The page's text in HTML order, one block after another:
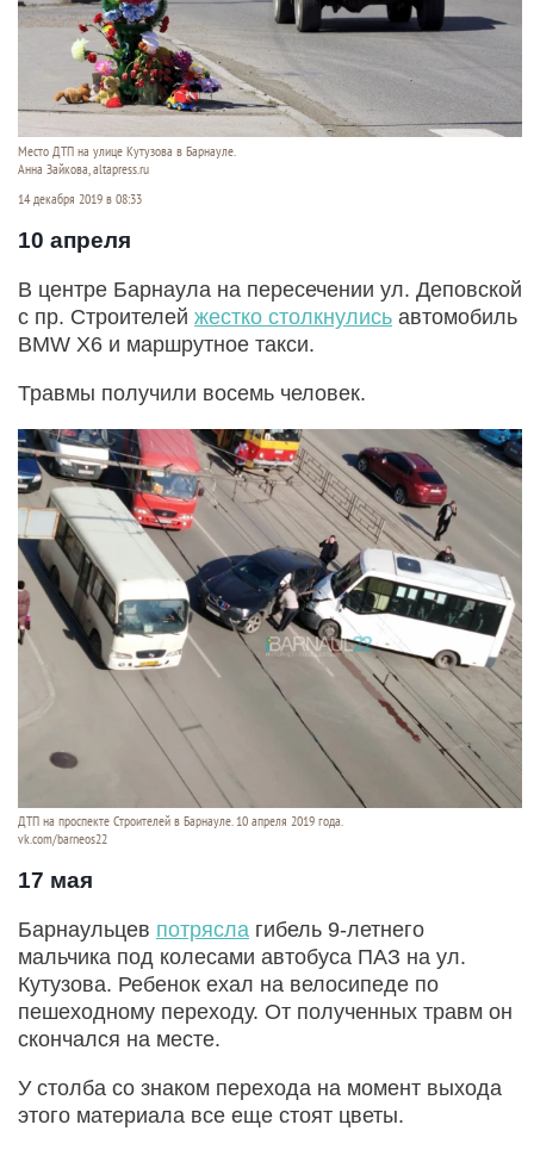
Место ДТП на улице Кутузова в Барнауле.
Анна Зайкова, altapress.ru
14 декабря 2019 в 08:33
10 апреля
В центре Барнаула на пересечении ул. Деповской
с пр. Строителей жестко столкнулись автомобиль
BMW X6 и маршрутное такси.
Травмы получили восемь человек.
ДТП на проспекте Строителей в Барнауле. 10 апреля 2019 года.
vk.com/barneos22
17 мая
Барнаульцев потрясла гибель 9-летнего
мальчика под колесами автобуса ПАЗ на ул.
Кутузова. Ребенок ехал на велосипеде по
пешеходному переходу. От полученных травм он
скончался на месте.
У столба со знаком перехода на момент выхода
этого материала все еще стоят цветы.